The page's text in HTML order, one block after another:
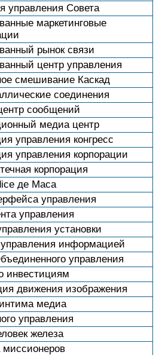
управления Совета
маркетинговые
рынок связи
центр управления
смешивание Каскад
соединения
сообщений
медиа центр
управления конгресс
управления корпорации
корпорация
де Маса
управления
управления
установки
информацией
управления
инвестициям
движения изображения
медиа
управления
железа
миссионеров